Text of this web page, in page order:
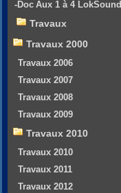
-Doc Aux 1 à 4 LokSound
Travaux
Travaux 2000
Travaux 2006
Travaux 2007
Travaux 2008
Travaux 2009
Travaux 2010
Travaux 2010
Travaux 2011
Travaux 2012